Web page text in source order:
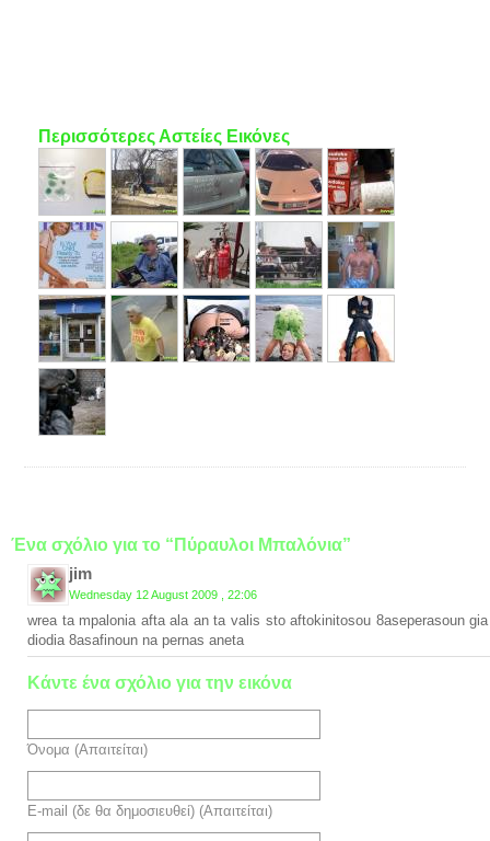
Περισσότερες Αστείες Εικόνες
Ένα σχόλιο για το “Πύραυλοι Μπαλόνια”
jim
Wednesday 12 August 2009 , 22:06
wrea ta mpalonia afta ala an ta valis sto aftokinitosou 8aseperasoun
diodia 8asafinoun na pernas aneta
Κάντε ένα σχόλιο για την εικόνα
Όνομα (Απαιτείται)
E-mail (δε θα δημοσιευθεί) (Απαιτείται)